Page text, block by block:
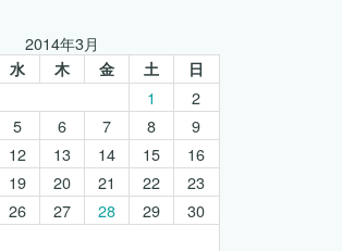
2014年3月
水 木 金 土 日
1
2
5 6 7 8
9
12 13 14 15
16
19 20 21 22
23
26 27 28 29
30